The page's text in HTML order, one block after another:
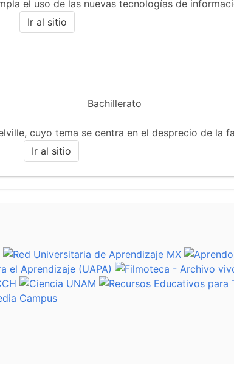
el uso de las nuevas tecnologías de
Ir al sitio
Bachillerato
cuyo tema se centra en el desprecio de la
Ir al sitio